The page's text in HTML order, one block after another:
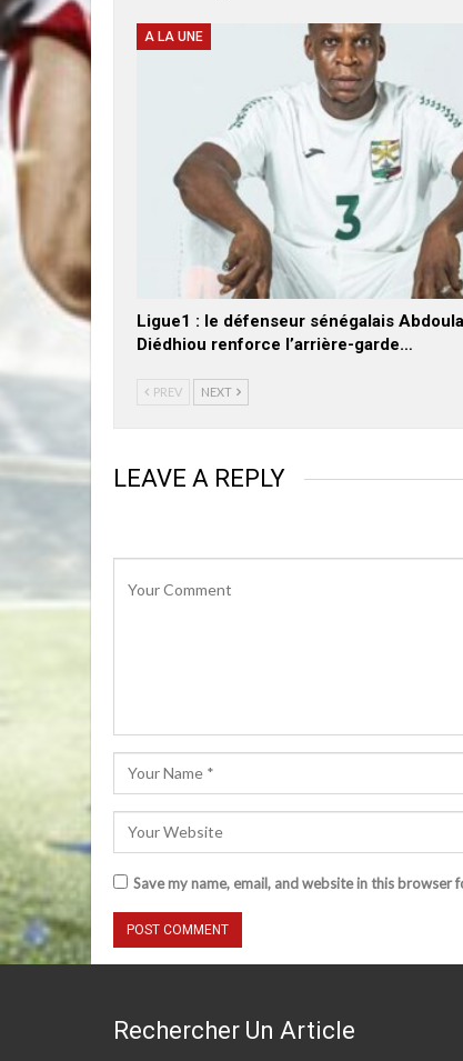
A LA UNE
Ligue1 : le défenseur sénégalais
Diédhiou renforce l’arrière-garde…
PREV NEXT
LEAVE A REPLY
Save my name, email, and website in this browser
Rechercher Un Article